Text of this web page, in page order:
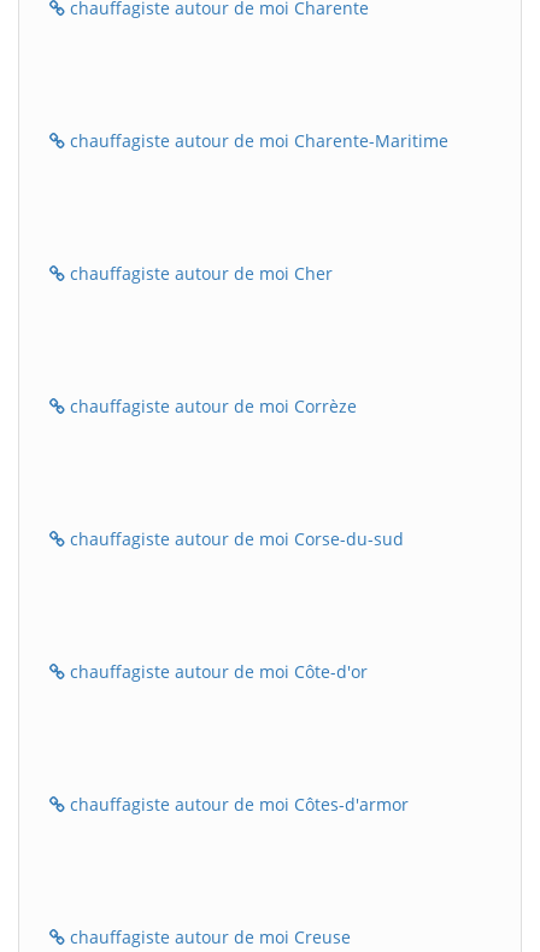
chauffagiste autour de moi Charente
chauffagiste autour de moi Charente-Maritime
chauffagiste autour de moi Cher
chauffagiste autour de moi Corrèze
chauffagiste autour de moi Corse-du-sud
chauffagiste autour de moi Côte-d'or
chauffagiste autour de moi Côtes-d'armor
chauffagiste autour de moi Creuse